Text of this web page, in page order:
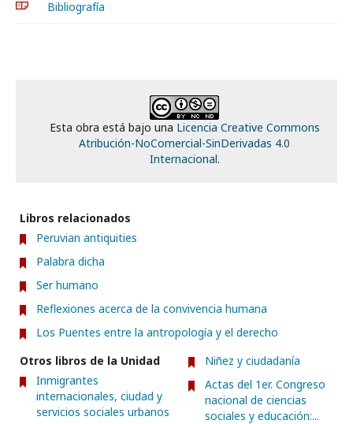
Bibliografía
Esta obra está bajo una Licencia Creative Commons
Atribución-NoComercial-SinDerivadas 4.0
Internacional.
Libros relacionados
Peruvian antiquities
Palabra dicha
Ser humano
Reflexiones acerca de la convivencia humana
Los Puentes entre la antropología y el derecho
Otros libros de la Unidad
Inmigrantes
internacionales, ciudad y
servicios sociales urbanos
Niñez y ciudadanía
Actas del 1er. Congreso
nacional de ciencias
sociales y educación:...